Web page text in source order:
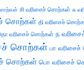
சி வரிசைச் சொற்கள் சு
சொற்கள் தி வரிசைச்
வரிசைச் சொற்கள் ந
சொற்கள் பா
சொற்கள் பொ வரிசைச்